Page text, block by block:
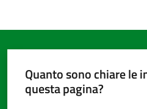
Quanto sono chiare le
questa pagina?